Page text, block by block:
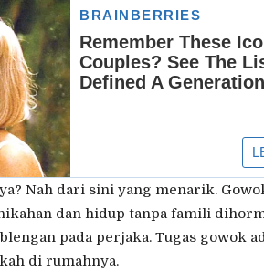
Nah dari sini yang menarik.
dan hidup tanpa famili
pada perjaka. Tugas gowok
di rumahnya.